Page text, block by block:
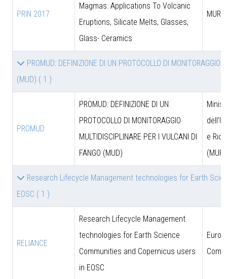
PRIN 2017
Magmas: Applications To Volcanic
Eruptions, Silicate Melts, Glasses,
Glass- Ceramics
MUR
PROMUD: DEFINIZIONE DI UN PROTOCOLLO DI MONITORAGGIO
(MUD) ( 1 )
PROMUD
PROMUD: DEFINIZIONE DI UN
PROTOCOLLO DI MONITORAGGIO
MULTIDISCIPLINARE PER I VULCANI DI
FANGO (MUD)
e
(MUR)
Research Lifecycle Management technologies for Earth
EOSC ( 1 )
RELIANCE
Research Lifecycle Management
technologies for Earth Science
Communities and Copernicus users
in EOSC